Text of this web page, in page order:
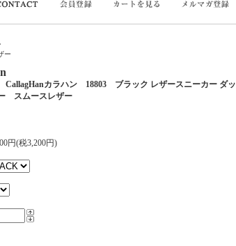
ー
CallagHanカラハン 18803 ブラック レザースニーカー ダッ
スムースレザー
円(税3,200円)